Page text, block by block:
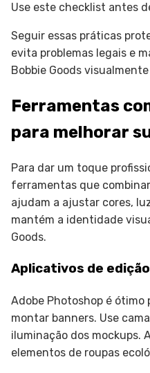
Use este checklist antes
Seguir essas práticas
evita problemas legais e
Bobbie Goods
Ferramentas
para melhorar
Para dar um toque
ferramentas que
ajudam a ajustar cores,
mantém a identidade
Goods.
Aplicativos de
Adobe Photoshop é
montar banners. Use
iluminação dos mockups.
elementos de roupas